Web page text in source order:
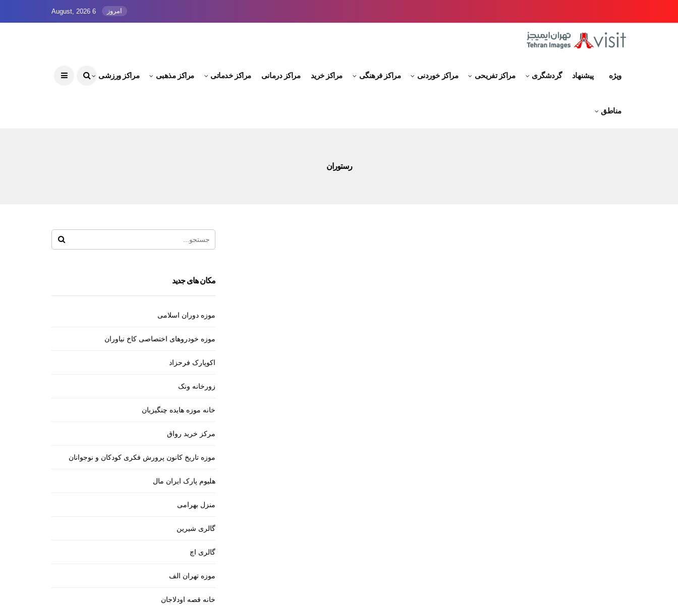
امروز 6 August, 2026
ویژه پیشنهاد گردشگری مراکز تفریحی مراکز خوردنی مراکز فرهنگی مراکز خرید مراکز درمانی مراکز خدماتی مراکز مذهبی مراکز ورزشی
مناطق
رستوران
مکان های جدید
موزه دوران اسلامی
موزه خودروهای اختصاصی کاخ نیاوران
اکوپارک فرحزاد
زورخانه ونک
خانه موزه هایده چنگیزیان
مرکز خرید رواق
موزه تاریخ کانون پرورش فکری کودکان و نوجوانان
هلیوم پارک ایران مال
منزل بهرامی
گالری شیرین
گالری اچ
موزه تهران الف
خانه قصه اودلاجان